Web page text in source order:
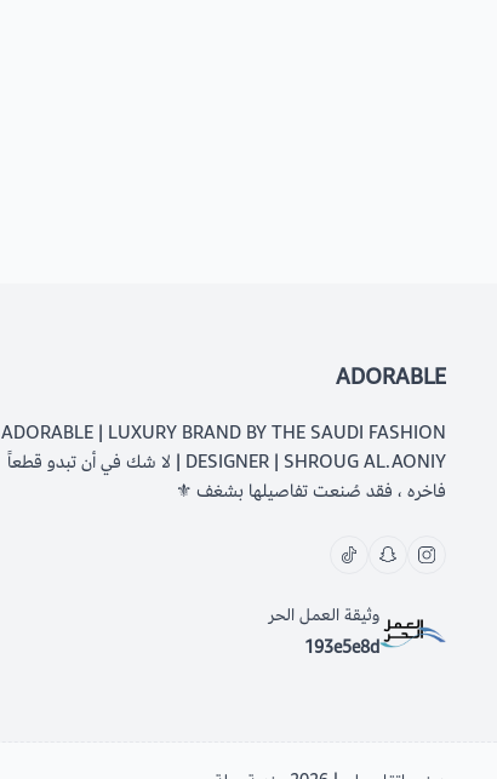
ADORABLE
ADORABLE | LUXURY BRAND BY THE SAUDI FASHION
DESIGNER | SHROUG AL.AONIY | لا شك في أن تبدو قطعاً
فاخره ، فقد صُنعت تفاصيلها بشغف ⚜️
وثيقة العمل الحر
193e5e8d